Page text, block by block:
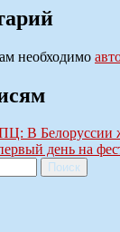
необходимо
В Белоруссии
день на
Поиск